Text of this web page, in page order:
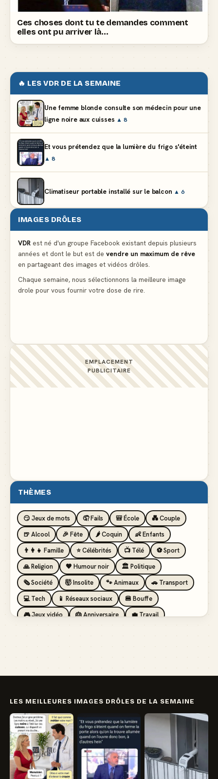
Ces choses dont tu te demandes comment
elles ont pu arriver là…
🔥 LES VDR DE LA SEMAINE
Une femme blonde consulte son médecin pour une
ligne noire aux cuisses ▲ 8
Et vous prétendez que la lumière du frigo s'éteint
▲ 8
Climatiseur portable installé sur le balcon ▲ 6
Partager l'addition alors que vous n'avez pris
Le mendiant revient avec un livre de cuisine
IMAGES DRÔLES
VDR est né d'un groupe Facebook existant depuis plusieurs
années et dont le but est de vendre un maximum de rêve
en partageant des images et vidéos drôles.
Chaque semaine, nous sélectionnons la meilleure image
drole pour vous fournir votre dose de rire.
EMPLACEMENT
PUBLICITAIRE
THÈMES
😏 Jeux de mots 🤦 Fails 🎒 École
💑 Couple
🍺 Alcool
🎉 Fête 🌶️ Coquin
👶 Enfants
👨‍👩‍👧 Famille
⭐ Célébrités 📺 Télé
⚽ Sport
🙏 Religion
🖤 Humour noir
🏛️ Politique
🗞️ Société
🤯 Insolite 🐾 Animaux
🚗 Transport
💻 Tech
📱 Réseaux sociaux
🍔 Bouffe
🎮 Jeux vidéo
🎂 Anniversaire
💼 Travail
LES MEILLEURES IMAGES DRÔLES DE LA SEMAINE